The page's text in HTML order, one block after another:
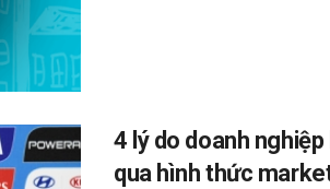
4 lý do doanh
qua hình thức